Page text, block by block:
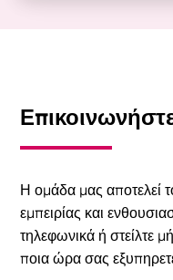
Η ομάδα μας αποτελεί
εμπειρίας και
τηλεφωνικά ή στείλτε
ποια ώρα σας